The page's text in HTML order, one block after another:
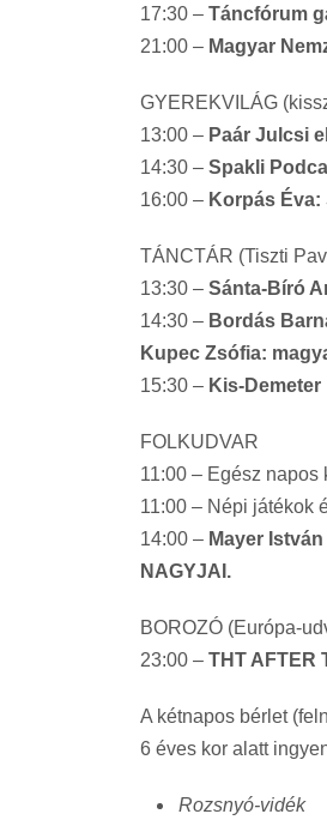
17:30 – Táncfórum
21:00 – Magyar
GYEREKVILÁG
13:00 – Paár Julcsi
14:30 – Spakli
16:00 – Korpás Éva:
TÁNCTÁR (Tiszti
13:30 – Sánta-Bíró
14:30 – Bordás
Kupec Zsófia:
15:30 – Kis-
FOLKUDVAR
11:00 – Egész napos
11:00 – Népi játékok
14:00 – Mayer
NAGYJAI.
BOROZÓ (Európa-
23:00 – THT AFTER
A kétnapos bérlet
6 éves kor alatt
Rozsnyó-vidék